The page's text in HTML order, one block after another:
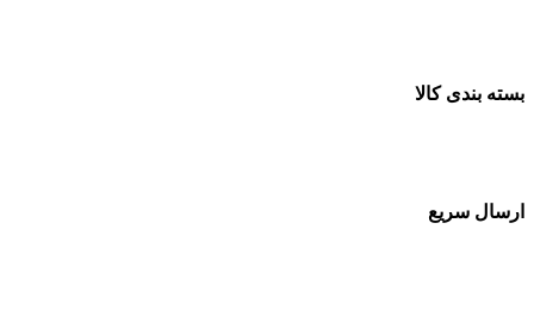
بسته بندی کالا
ارسال سریع